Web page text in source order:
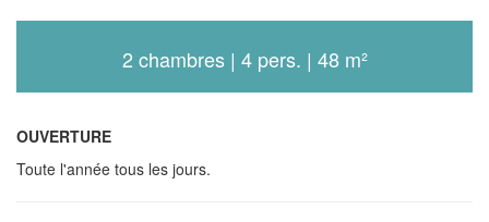
2 chambres | 4 pers. | 48 m²
OUVERTURE
Toute l'année tous les jours.